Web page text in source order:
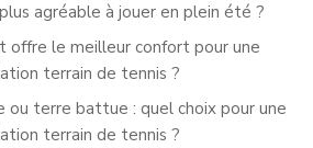
agréable à jouer en plein été ?
offre le meilleur confort pour une
terrain de tennis ?
ou terre battue : quel choix pour une
terrain de tennis ?